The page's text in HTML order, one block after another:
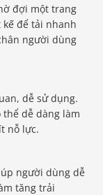
đợi một trang
để tải nhanh
người dùng
dễ sử dụng.
dễ dàng làm
nỗ lực.
người dùng dễ
tăng trải